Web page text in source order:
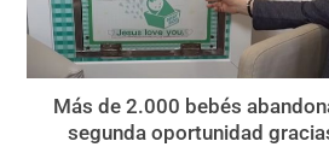
Más de 2.000 bebés
segunda oportunidad